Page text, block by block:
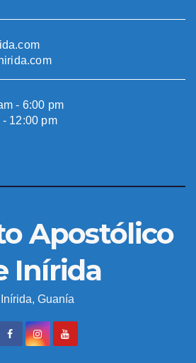
- 6:00 pm
12:00 pm
Apostólico
Inírida
Inírida, Guanía